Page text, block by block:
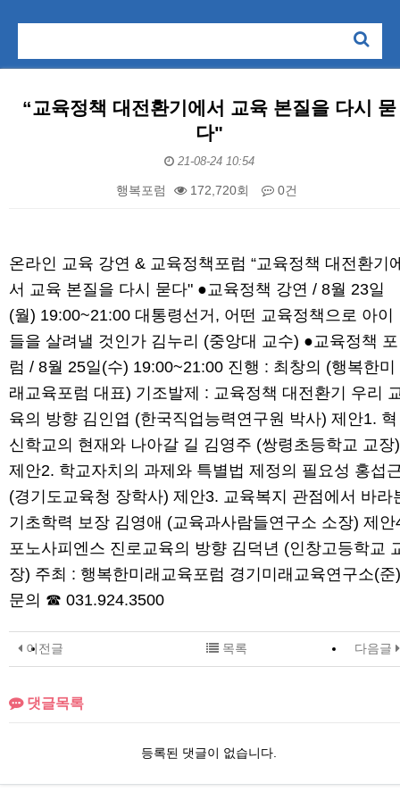
“교육정책 대전환기에서 교육 본질을 다시 묻
다"
21-08-24 10:54
행복포럼 172,720회 0건
온라인 교육 강연 & 교육정책포럼 “교육정책 대전환기
서 교육 본질을 다시 묻다" ●교육정책 강연 / 8월 23일
(월) 19:00~21:00 대통령선거, 어떤 교육정책으로 아이
들을 살려낼 것인가 김누리 (중앙대 교수) ●교육정책 포
럼 / 8월 25일(수) 19:00~21:00 진행 : 최창의 (행복한미
래교육포럼 대표) 기조발제 : 교육정책 대전환기 우리
육의 방향 김인엽 (한국직업능력연구원 박사) 제안1. 혁
신학교의 현재와 나아갈 길 김영주 (쌍령초등학교 교장)
제안2. 학교자치의 과제와 특별법 제정의 필요성 홍섭
(경기도교육청 장학사) 제안3. 교육복지 관점에서 바라
기초학력 보장 김영애 (교육과사람들연구소 소장) 제안
포노사피엔스 진로교육의 방향 김덕년 (인창고등학교
장) 주최 : 행복한미래교육포럼 경기미래교육연구소(준)
문의 ☎ 031.924.3500
이전글 다음글
목록
댓글목록
등록된 댓글이 없습니다.